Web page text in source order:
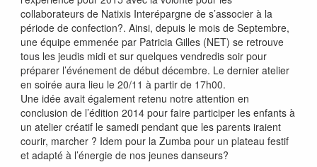
collaborateurs de Natixis Interépargne de s’associer à la
période de confection?. Ainsi, depuis le mois de Septembre,
une équipe emmenée par Patricia Gilles (NET) se retrouve
tous les jeudis midi et sur quelques vendredis soir pour
préparer l’événement de début décembre. Le dernier atelier
en soirée aura lieu le 20/11 à partir de 17h00.
Une idée avait également retenu notre attention en
conclusion de l’édition 2014 pour faire participer les enfants à
un atelier créatif le samedi pendant que les parents iraient
courir, marcher ? Idem pour la Zumba pour un plateau festif
et adapté à l’énergie de nos jeunes danseurs?